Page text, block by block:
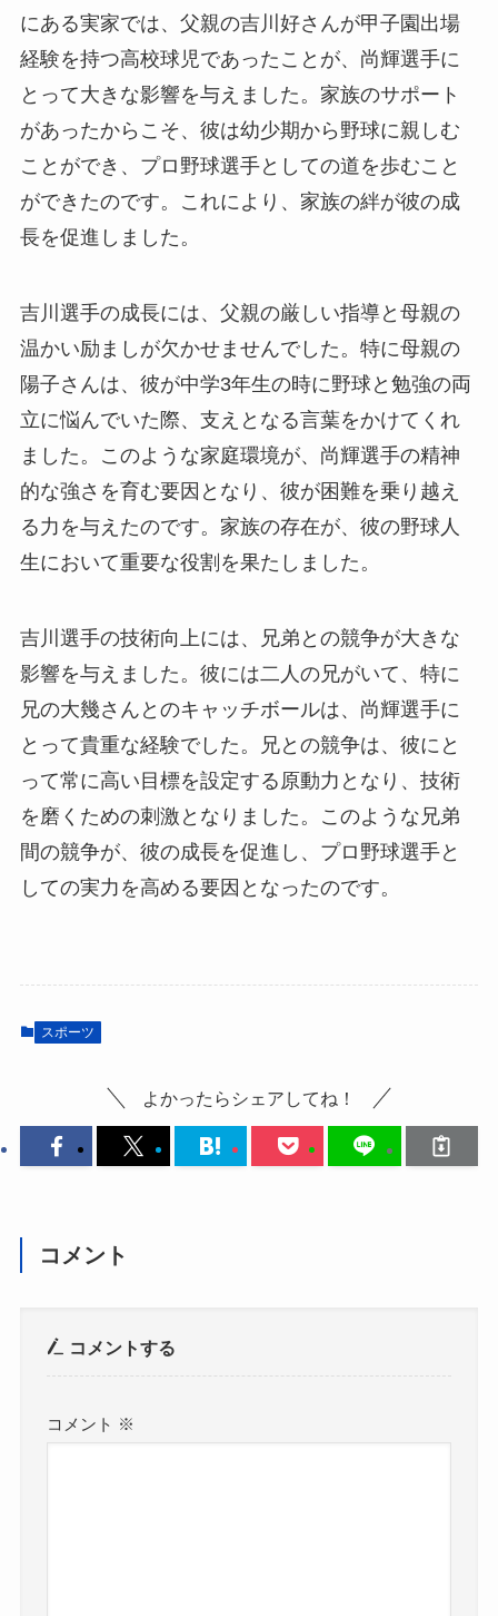
にある実家では、父親の吉川好さんが甲子園出場
経験を持つ高校球児であったことが、尚輝選手に
とって大きな影響を与えました。家族のサポート
があったからこそ、彼は幼少期から野球に親しむ
ことができ、プロ野球選手としての道を歩むこと
ができたのです。これにより、家族の絆が彼の成
長を促進しました。
吉川選手の成長には、父親の厳しい指導と母親の
温かい励ましが欠かせませんでした。特に母親の
陽子さんは、彼が中学3年生の時に野球と勉強の両
立に悩んでいた際、支えとなる言葉をかけてくれ
ました。このような家庭環境が、尚輝選手の精神
的な強さを育む要因となり、彼が困難を乗り越え
る力を与えたのです。家族の存在が、彼の野球人
生において重要な役割を果たしました。
吉川選手の技術向上には、兄弟との競争が大きな
影響を与えました。彼には二人の兄がいて、特に
兄の大幾さんとのキャッチボールは、尚輝選手に
とって貴重な経験でした。兄との競争は、彼にと
って常に高い目標を設定する原動力となり、技術
を磨くための刺激となりました。このような兄弟
間の競争が、彼の成長を促進し、プロ野球選手と
しての実力を高める要因となったのです。
スポーツ
よかったらシェアしてね！
コメント
コメントする
コメント ※